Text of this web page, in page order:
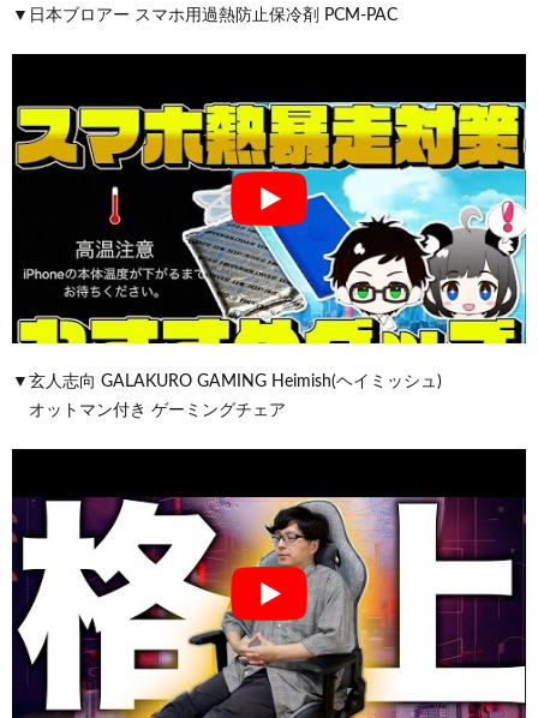
▼日本ブロアー スマホ用過熱防止保冷剤 PCM-PAC
▼玄人志向 GALAKURO GAMING Heimish(ヘイミッシュ)
オットマン付き ゲーミングチェア